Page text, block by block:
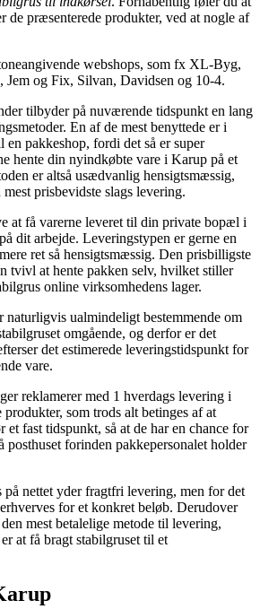
de præsenterede produkter, ved at nogle af
webshops, som fx XL-Byg,
Jem og Fix, Silvan, Davidsen og 10-4.
tilbyder på nuværende tidspunkt en lang
En af de mest benyttede er i
pakkeshop, fordi det så er super
hente din nyindkøbte vare i Karup på et
er altså usædvanlig hensigtsmæssig,
prisbevidste slags levering.
at få varerne leveret til din private bopæl i
dit arbejde. Leveringstypen er gerne en
ret så hensigtsmæssig. Den prisbilligste
tvivl at hente pakken selv, hvilket stiller
online virksomhedens lager.
naturligvis ualmindeligt bestemmende om
omgående, og derfor er det
det estimerede leveringstidspunkt for
vare.
reklamerer med 1 hverdags levering i
som trods alt betinges af at
et fast tidspunkt, så at de har en chance for
posthuset forinden pakkepersonalet holder
på nettet yder fragtfri levering, men for det
for et konkret beløb. Derudover
mest betalelige metode til levering,
at få bragt stabilgruset til et